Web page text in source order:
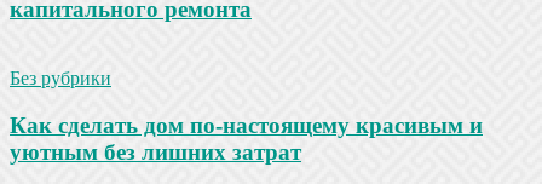
капитального ремонта
Без рубрики
Как сделать дом по-настоящему красивым и
уютным без лишних затрат